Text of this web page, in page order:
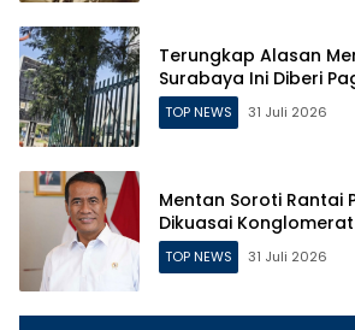
Terungkap Alasan
Surabaya Ini Diberi
TOP NEWS 31 Juli 2026
Mentan Soroti Rantai
Dikuasai Konglomerat
TOP NEWS 31 Juli 2026